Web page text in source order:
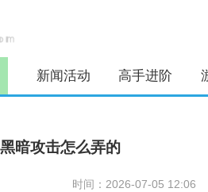
新闻活动 高手进阶
暗攻击怎么弄的
时间：2026-07-05 12:06